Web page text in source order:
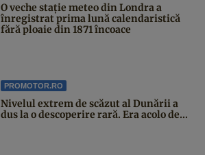
O veche stație meteo din Londra a
înregistrat prima lună calendaristică
fără ploaie din 1871 încoace
PROMOTOR.RO
Nivelul extrem de scăzut al Dunării a
dus la o descoperire rară. Era acolo de...